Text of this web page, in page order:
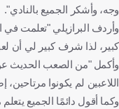
وجه، وأشكر الجميع بالنادي".
وأردف البرازيلي "تعلمت في
كبير، لذا شرف كبير لي أن
وأكمل "من الصعب الحديث
اللاعبين لم يكونوا مرتاحين،
وكما أقول دائمًا الجميع